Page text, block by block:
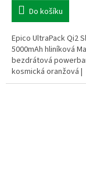
Do košíku
Epico UltraPack Qi2
5000mAh hliníková
bezdrátová
kosmická oranžová |
bezdrátové nabíjení